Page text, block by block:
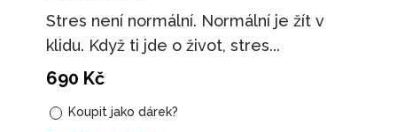
Stres není normální. Normální je žít v
klidu. Když ti jde o život, stres...
690 Kč
Koupit jako dárek?